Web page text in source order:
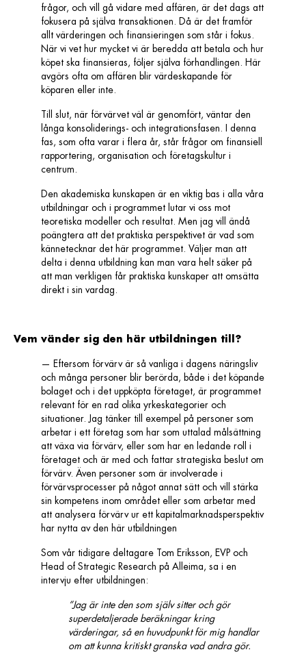
frågor, och vill gå vidare med affären, är det dags att
fokusera på själva transaktionen. Då är det framför
allt värderingen och finansieringen som står i fokus.
När vi vet hur mycket vi är beredda att betala och hur
köpet ska finansieras, följer själva förhandlingen. Här
avgörs ofta om affären blir värdeskapande för
köparen eller inte.
Till slut, när förvärvet väl är genomfört, väntar den
långa konsoliderings- och integrationsfasen. I denna
fas, som ofta varar i flera år, står frågor om finansiell
rapportering, organisation och företagskultur i
centrum.
Den akademiska kunskapen är en viktig bas i alla våra
utbildningar och i programmet lutar vi oss mot
teoretiska modeller och resultat. Men jag vill ändå
poängtera att det praktiska perspektivet är vad som
kännetecknar det här programmet. Väljer man att
delta i denna utbildning kan man vara helt säker på
att man verkligen får praktiska kunskaper att omsätta
direkt i sin vardag.
Vem vänder sig den här utbildningen till?
— Eftersom förvärv är så vanliga i dagens näringsliv
och många personer blir berörda, både i det köpande
bolaget och i det uppköpta företaget, är programmet
relevant för en rad olika yrkeskategorier och
situationer. Jag tänker till exempel på personer som
arbetar i ett företag som har som uttalad målsättning
att växa via förvärv, eller som har en ledande roll i
företaget och är med och fattar strategiska beslut om
förvärv. Även personer som är involverade i
förvärvsprocesser på något annat sätt och vill stärka
sin kompetens inom området eller som arbetar med
att analysera förvärv ur ett kapitalmarknadsperspektiv
har nytta av den här utbildningen
Som vår tidigare deltagare Tom Eriksson, EVP och
Head of Strategic Research på Alleima, sa i en
intervju efter utbildningen:
”Jag är inte den som själv sitter och gör
superdetaljerade beräkningar kring
värderingar, så en huvudpunkt för mig handlar
om att kunna kritiskt granska vad andra gör.